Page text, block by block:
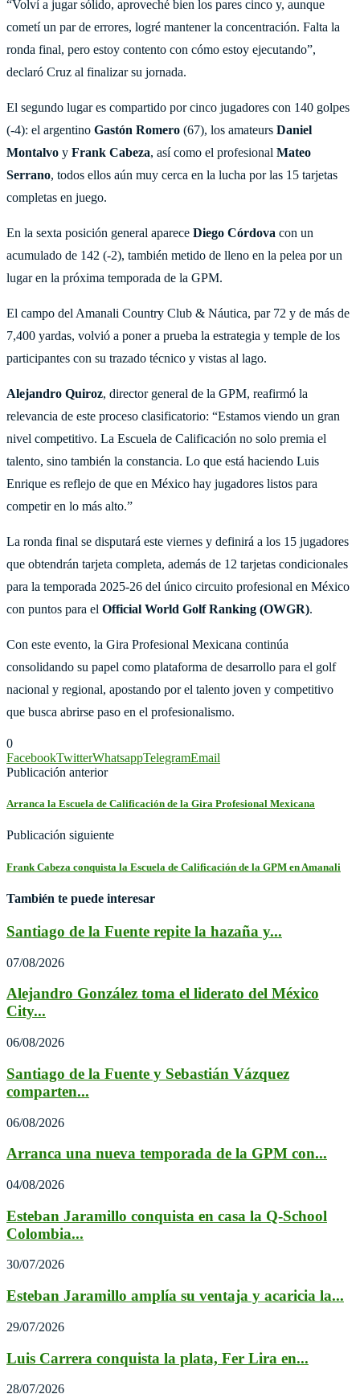
“Volví a jugar sólido, aproveché bien los pares cinco y, aunque
cometí un par de errores, logré mantener la concentración. Falta la
ronda final, pero estoy contento con cómo estoy ejecutando”,
declaró Cruz al finalizar su jornada.
El segundo lugar es compartido por cinco jugadores con 140 golpes
(-4): el argentino Gastón Romero (67), los amateurs Daniel
Montalvo y Frank Cabeza, así como el profesional Mateo
Serrano, todos ellos aún muy cerca en la lucha por las 15 tarjetas
completas en juego.
En la sexta posición general aparece Diego Córdova con un
acumulado de 142 (-2), también metido de lleno en la pelea por un
lugar en la próxima temporada de la GPM.
El campo del Amanali Country Club & Náutica, par 72 y de más de
7,400 yardas, volvió a poner a prueba la estrategia y temple de los
participantes con su trazado técnico y vistas al lago.
Alejandro Quiroz, director general de la GPM, reafirmó la
relevancia de este proceso clasificatorio: “Estamos viendo un gran
nivel competitivo. La Escuela de Calificación no solo premia el
talento, sino también la constancia. Lo que está haciendo Luis
Enrique es reflejo de que en México hay jugadores listos para
competir en lo más alto.”
La ronda final se disputará este viernes y definirá a los 15 jugadores
que obtendrán tarjeta completa, además de 12 tarjetas condicionales
para la temporada 2025-26 del único circuito profesional en México
con puntos para el Official World Golf Ranking (OWGR).
Con este evento, la Gira Profesional Mexicana continúa
consolidando su papel como plataforma de desarrollo para el golf
nacional y regional, apostando por el talento joven y competitivo
que busca abrirse paso en el profesionalismo.
0
FacebookTwitterWhatsappTelegramEmail
Publicación anterior
Arranca la Escuela de Calificación de la Gira Profesional Mexicana
Publicación siguiente
Frank Cabeza conquista la Escuela de Calificación de la GPM en Amanali
También te puede interesar
Santiago de la Fuente repite la hazaña y...
07/08/2026
Alejandro González toma el liderato del México
City...
06/08/2026
Santiago de la Fuente y Sebastián Vázquez
comparten...
06/08/2026
Arranca una nueva temporada de la GPM con...
04/08/2026
Esteban Jaramillo conquista en casa la Q-School
Colombia...
30/07/2026
Esteban Jaramillo amplía su ventaja y acaricia la...
29/07/2026
Luis Carrera conquista la plata, Fer Lira en...
28/07/2026